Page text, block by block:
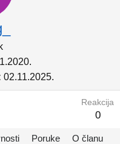
02.11.2025.
Reakcija
0
Poruke O članu